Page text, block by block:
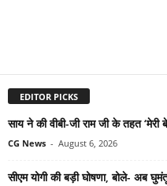
EDITOR PICKS
साय ने की वीबी-जी राम जी के तहत
CG News - August 6, 2026
सीएम योगी की बड़ी घोषणा, बोले- अब